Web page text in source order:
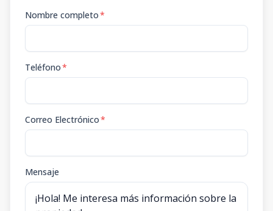
Nombre completo*
Teléfono*
Correo Electrónico*
Mensaje